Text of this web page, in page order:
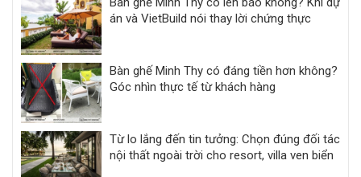
án và VietBuild nói thay lời chứng thực
Bàn ghế Minh Thy có đáng tiền hơn không?
Góc nhìn thực tế từ khách hàng
Từ lo lắng đến tin tưởng: Chọn đúng đối tác
nội thất ngoài trời cho resort, villa ven biển